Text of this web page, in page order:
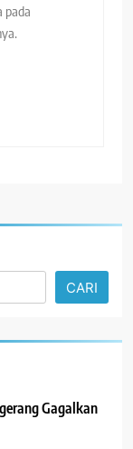
pada
CARI
Gagalkan